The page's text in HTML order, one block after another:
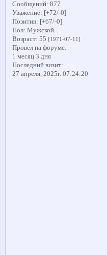
Сообщений: 877
Уважение: [+72/-0]
Позитив: [+67/-0]
Пол: Мужской
Возраст: 55 [1971-07-11]
Провел на форуме:
1 месяц 3 дня
Последний визит:
27 апреля, 2025г. 07:24:20